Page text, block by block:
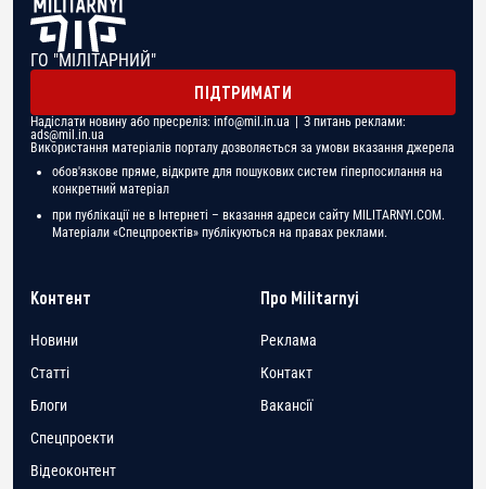
ГО "МІЛІТАРНИЙ"
ПІДТРИМАТИ
Надіслати новину або пресреліз: info@mil.in.ua | З питань реклами:
ads@mil.in.ua
Використання матеріалів порталу дозволяється за умови вказання джерела
обов'язкове пряме, відкрите для пошукових систем гіперпосилання на
конкретний матеріал
при публікації не в Інтернеті – вказання адреси сайту MILITARNYI.COM.
Матеріали «Спецпроектів» публікуються на правах реклами.
Контент
Новини
Статті
Блоги
Спецпроекти
Відеоконтент
Про Militarnyi
Реклама
Контакт
Вакансії